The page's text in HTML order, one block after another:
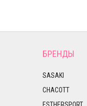
БРЕНДЫ
SASAKI
CHACOTT
ESTHERSPORT